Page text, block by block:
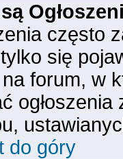
często
się
forum, w
do góry